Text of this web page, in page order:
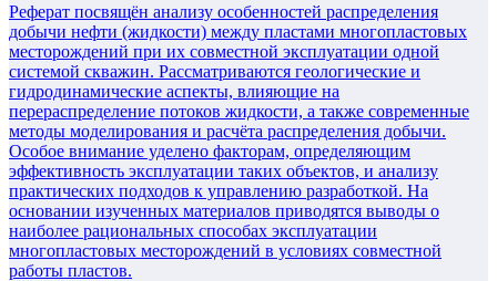
Реферат посвящён анализу особенностей распределения
добычи нефти (жидкости) между пластами многопластовых
месторождений при их совместной эксплуатации одной
системой скважин. Рассматриваются геологические и
гидродинамические аспекты, влияющие на
перераспределение потоков жидкости, а также современные
методы моделирования и расчёта распределения добычи.
Особое внимание уделено факторам, определяющим
эффективность эксплуатации таких объектов, и анализу
практических подходов к управлению разработкой. На
основании изученных материалов приводятся выводы о
наиболее рациональных способах эксплуатации
многопластовых месторождений в условиях совместной
работы пластов.